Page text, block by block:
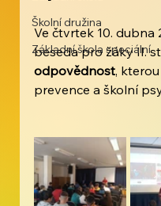
Školní družina
Základní škola speciální
Ve čtvrtek 10. dubna
beseda pro žáky II.
odpovědnost,
prevence a školní